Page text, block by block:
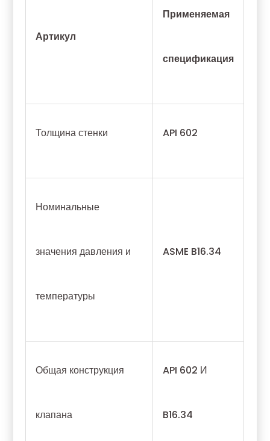
Артикул
Применяемая
спецификация
Толщина стенки API 602
Номинальные
значения давления и
температуры
ASME B16.34
Общая конструкция
клапана
API 602 И
B16.34